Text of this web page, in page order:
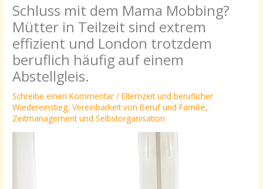
Schluss mit dem Mama Mobbing?
Mütter in Teilzeit sind extrem
effizient und London trotzdem
beruflich häufig auf einem
Abstellgleis.
Schreibe einen Kommentar /Elternzeit und beruflicher
Wiedereinstieg,Vereinbarkeit von Beruf und Familie,
Zeitmanagement und Selbstorganisation